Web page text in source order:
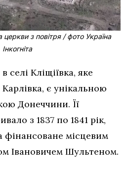
церкви з повітря / фото Україна
Інкогніта
селі Кліщіївка, яке
є унікальною
Донеччини. Її
з 1837 по 1841 рік,
фінансоване місцевим
Івановичем Шультеном.